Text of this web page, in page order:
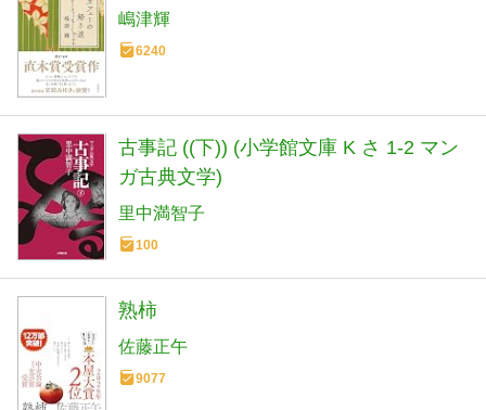
嶋津輝
6240
古事記 ((下)) (小学館文庫 K さ 1-2 マン
ガ古典文学)
里中満智子
100
熟柿
佐藤正午
9077